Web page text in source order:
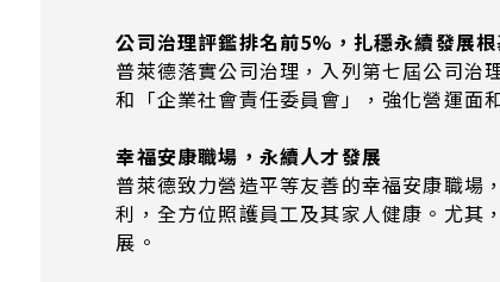
公司治理評鑑排名前5%，扎穩永續發展根
普萊德落實公司治理，入列第七屆公司治
和「企業社會責任委員會」，強化營運面
幸福安康職場，永續人才發展
普萊德致力營造平等友善的幸福安康職場
利，全方位照護員工及其家人健康。尤其
展。